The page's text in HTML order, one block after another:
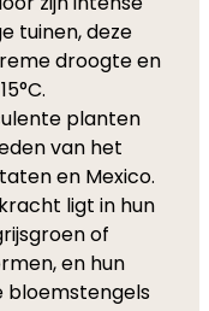
tuinen, deze
droogte en
planten
van het
en Mexico.
ligt in hun
of
en hun